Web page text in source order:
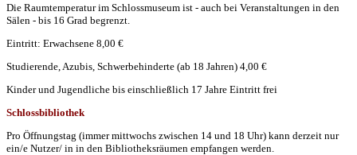
Die Raumtemperatur im Schlossmuseum ist - auch bei Veranstaltungen in den
Sälen - bis 16 Grad begrenzt.
Eintritt: Erwachsene 8,00 €
Studierende, Azubis, Schwerbehinderte (ab 18 Jahren) 4,00 €
Kinder und Jugendliche bis einschließlich 17 Jahre Eintritt frei
Schlossbibliothek
Pro Öffnungstag (immer mittwochs zwischen 14 und 18 Uhr) kann derzeit nur
ein/e Nutzer/ in in den Bibliotheksräumen empfangen werden.